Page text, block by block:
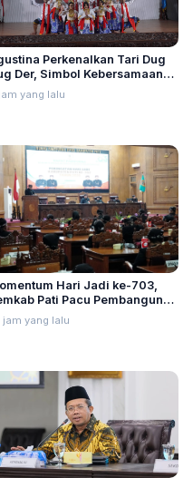
Perkenalkan Tari Dug
Der, Simbol Kebersamaan
Semarang
yang lalu
Hari Jadi ke-703,
Pati Pacu Pembangunan
jam yang lalu